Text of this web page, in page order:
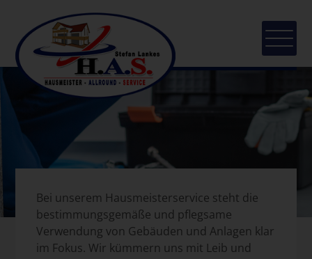
Hausmeisterservice Brüggen
Bei unserem Hausmeisterservice steht die
bestimmungsgemäße und pflegsame
Verwendung von Gebäuden und Anlagen klar
im Fokus. Wir kümmern uns mit Leib und